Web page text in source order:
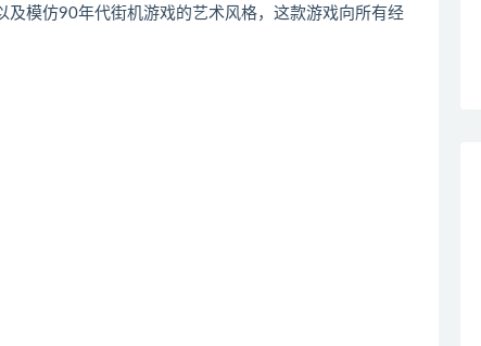
及模仿90年代街机游戏的艺术风格，这款游戏向所有经